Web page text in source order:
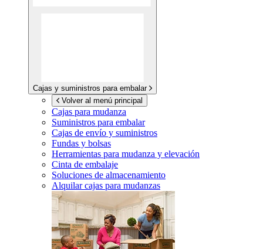
Cajas y suministros para embalar
Volver al menú principal
Cajas para mudanza
Suministros para embalar
Cajas de envío y suministros
Fundas y bolsas
Herramientas para mudanza y elevación
Cinta de embalaje
Soluciones de almacenamiento
Alquilar cajas para mudanzas